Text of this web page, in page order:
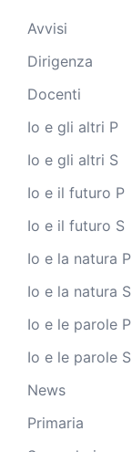
Avvisi
Dirigenza
Docenti
Io e gli altri P
Io e gli altri S
Io e il futuro P
Io e il futuro S
Io e la natura P
Io e la natura S
Io e le parole P
Io e le parole S
News
Primaria